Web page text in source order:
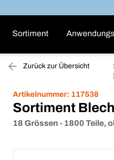
Sortiment
Zurück zur Übersicht
Artikelnummer: 117538
Sortiment
18 Grössen - 1800 Teile,